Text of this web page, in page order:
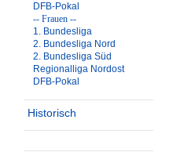
DFB-Pokal
-- Frauen --
1. Bundesliga
2. Bundesliga Nord
2. Bundesliga Süd
Regionalliga Nordost
DFB-Pokal
Historisch